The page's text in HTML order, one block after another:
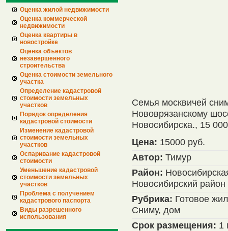
Оценка жилой недвижимости
Оценка коммерческой
недвижимости
Оценка квартиры в
новостройке
Оценка объектов
незавершенного
строительства
Оценка стоимости земельного
участка
Определение кадастровой
стоимости земельных
участков
Порядок определения
кадастровой стоимости
Изменение кадастровой
стоимости земельных
участков
Оспаривание кадастровой
стоимости
Уменьшение кадастровой
стоимости земельных
участков
Проблема с получением
кадастрового паспорта
Виды разрешенного
использования
Семья москвичей
Нововрязанскому
Новосибирска., 15
Цена: 15000 руб.
Автор: Тимур
Район:
Новосибирский район
Рубрика: Готовое
Сниму, дом
Срок размещения: 1